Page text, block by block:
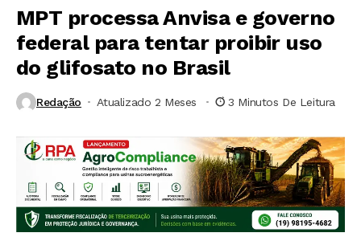
MPT processa Anvisa e governo
federal para tentar proibir uso
do glifosato no Brasil
Redação Atualizado 2 Meses ⁮ 3 Minutos De Leitura